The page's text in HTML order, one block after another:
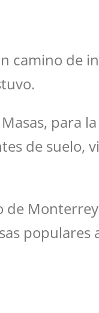
camino de
para
de suelo,
populares